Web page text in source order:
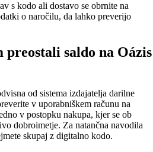
s kodo ali dostavo se obrnite na
o naročilu, da lahko preverijo
saldo na Oázis
od sistema izdajatelja darilne
v uporabniškem računu na
v postopku nakupa, kjer se ob
dobroimetje. Za natančna navodila
skupaj z digitalno kodo.